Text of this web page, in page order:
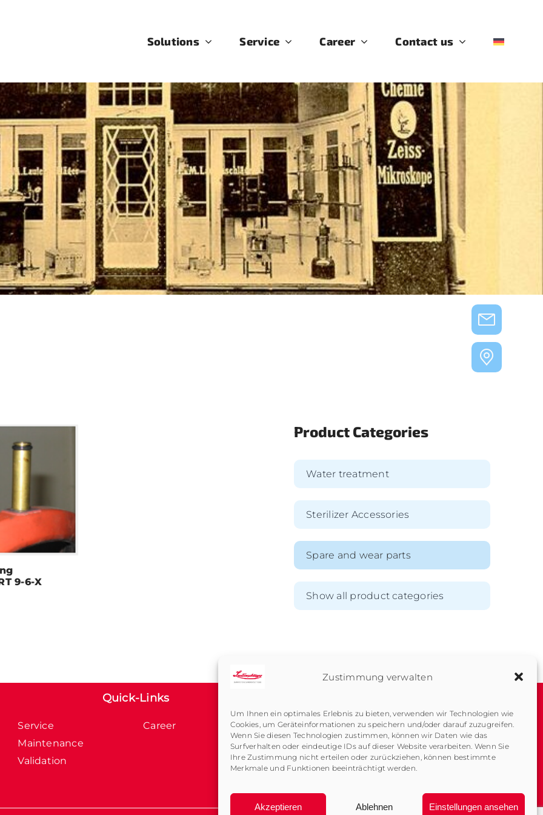
Zustimmung verwalten
Um Ihnen ein optimales Erlebnis zu bieten, verwenden wir Technologien wie
Cookies, um Geräteinformationen zu speichern und/oder darauf zuzugreifen.
Wenn Sie diesen Technologien zustimmen, können wir Daten wie das
Surfverhalten oder eindeutige IDs auf dieser Website verarbeiten. Wenn Sie
Ihre Zustimmung nicht erteilen oder zurückziehen, können bestimmte
Merkmale und Funktionen beeinträchtigt werden.
Akzeptieren Ablehnen Einstellungen ansehen
Solutions Service Career Contact us
9-6-X
Product Categories
Water treatment
Sterilizer Accessories
Spare and wear parts
Show all product categories
Quick-Links
Service Career About us
Imprint
Maintenance Company History
Data Protection
Validation Contact
Downloads